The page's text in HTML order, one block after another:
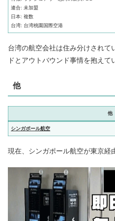
連合: 未加盟
日本: 複数
台湾: 台湾桃園国際空港
台湾の航空会社は住み分けされて
ドとアウトバウンド事情を抱えて
他
他
シンガポール航空
現在、シンガポール航空が東京経